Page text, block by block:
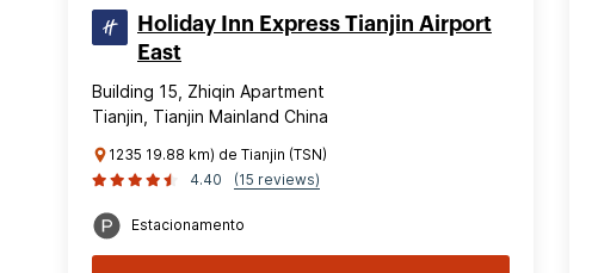
Holiday Inn Express Tianjin Airport
East
Building 15, Zhiqin Apartment
Tianjin, Tianjin Mainland China
1235 19.88 km) de Tianjin (TSN)
4.40
(15 reviews)
Estacionamento